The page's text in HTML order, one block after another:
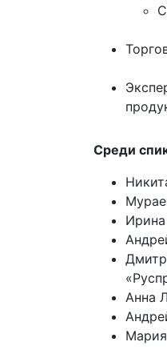
Среди
Анна